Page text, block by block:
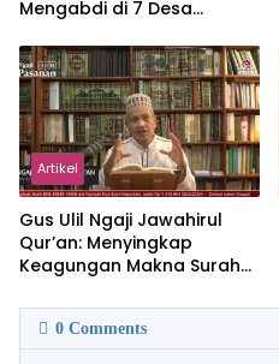
Mengabdi di 7 Desa
Artikel
Gus Ulil Ngaji Jawahirul
Qur’an: Menyingkap
Keagungan Makna Surah
0 Comments